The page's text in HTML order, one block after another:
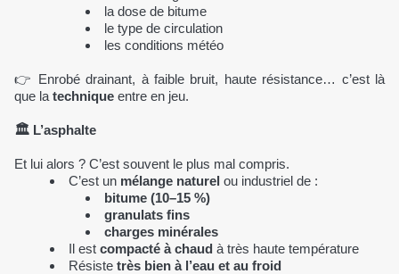
la dose de bitume
le type de circulation
les conditions météo
👉 Enrobé drainant, à faible bruit, haute résistance… c’est là
que la technique entre en jeu.
🏛️ L’asphalte
Et lui alors ? C’est souvent le plus mal compris.
C’est un mélange naturel ou industriel de :
bitume (10–15 %)
granulats fins
charges minérales
Il est compacté à chaud à très haute température
Résiste très bien à l’eau et au froid